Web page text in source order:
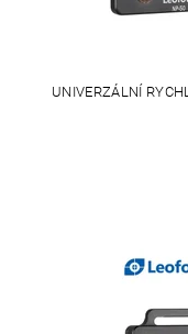
UNIVERZÁLNÍ